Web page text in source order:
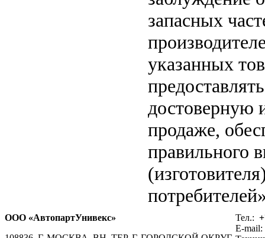
запасных
указанных
достоверную
продаже,
правильного
ООО «АвтопартУнивекс»
Тел.:
E-mail: